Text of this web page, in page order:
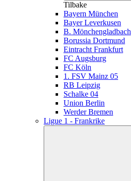
Tilbake
Bayern München
Bayer Leverkusen
B. Mönchengladbach
Borussia Dortmund
Eintracht Frankfurt
FC Augsburg
FC Köln
1. FSV Mainz 05
RB Leipzig
Schalke 04
Union Berlin
Werder Bremen
Ligue 1 - Frankrike